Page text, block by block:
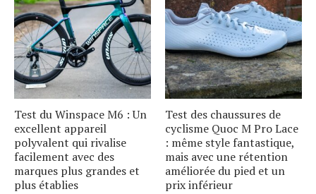
Test du Winspace M6 : Un
excellent appareil
polyvalent qui rivalise
facilement avec des
marques plus grandes et
plus établies
Test des chaussures de
cyclisme Quoc M Pro Lace
: même style fantastique,
mais avec une rétention
améliorée du pied et un
prix inférieur